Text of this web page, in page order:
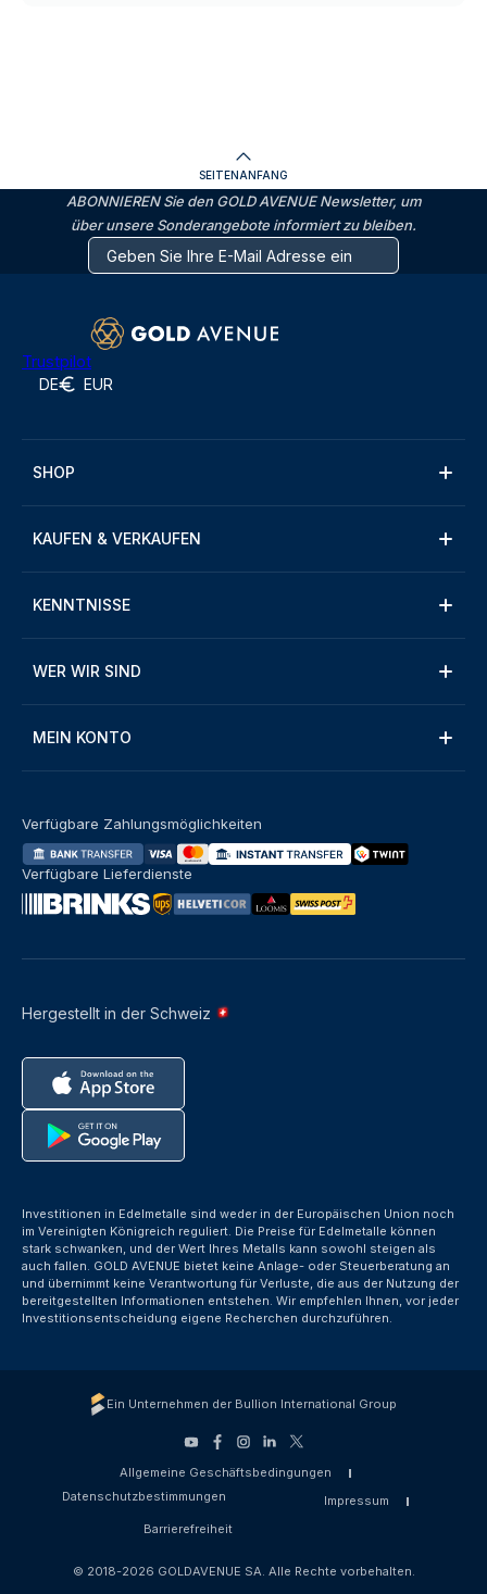
SEITENANFANG
ABONNIEREN Sie den GOLD AVENUE Newsletter, um
über unsere Sonderangebote informiert zu bleiben.
Trustpilot
DE EUR
SHOP
KAUFEN & VERKAUFEN
KENNTNISSE
WER WIR SIND
MEIN KONTO
Hergestellt in der Schweiz
Verfügbare Zahlungsmöglichkeiten
Verfügbare Lieferdienste
Investitionen in Edelmetalle sind weder in der Europäischen Union noch
im Vereinigten Königreich reguliert. Die Preise für Edelmetalle können
stark schwanken, und der Wert Ihres Metalls kann sowohl steigen als
auch fallen. GOLD AVENUE bietet keine Anlage- oder Steuerberatung an
und übernimmt keine Verantwortung für Verluste, die aus der Nutzung der
bereitgestellten Informationen entstehen. Wir empfehlen Ihnen, vor jeder
Investitionsentscheidung eigene Recherchen durchzuführen.
Ein Unternehmen der Bullion International Group
Allgemeine Geschäftsbedingungen
Datenschutzbestimmungen
Impressum
Barrierefreiheit
© 2018-2026 GOLDAVENUE SA. Alle Rechte vorbehalten.